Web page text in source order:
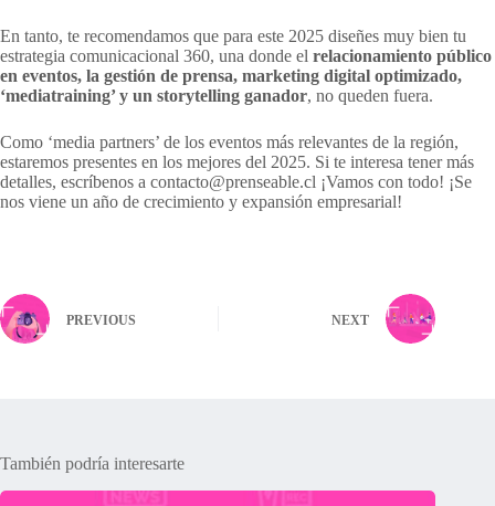
En tanto, te recomendamos que para este 2025 diseñes muy bien tu
estrategia comunicacional 360, una donde el relacionamiento público
en eventos, la gestión de prensa, marketing digital optimizado,
‘mediatraining’ y un storytelling ganador, no queden fuera.
Como ‘media partners’ de los eventos más relevantes de la región,
estaremos presentes en los mejores del 2025. Si te interesa tener más
detalles, escríbenos a contacto@prenseable.cl ¡Vamos con todo! ¡Se
nos viene un año de crecimiento y expansión empresarial!
PREVIOUS NEXT
También podría interesarte